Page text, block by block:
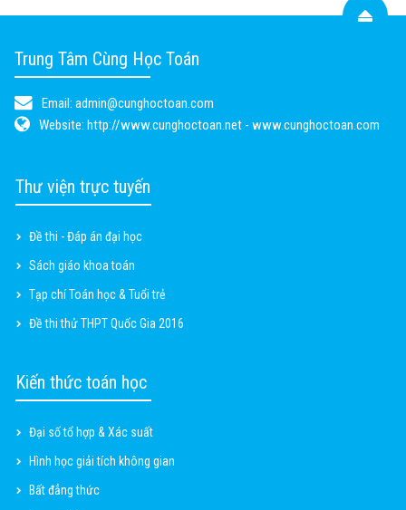
Trung Tâm Cùng Học Toán
Email: admin@cunghoctoan.com
Website: http://www.cunghoctoan.net - www.cunghoctoan.com
Thư viện trực tuyến
Đề thi - Đáp án đại học
Sách giáo khoa toán
Tạp chí Toán học & Tuổi trẻ
Đề thi thử THPT Quốc Gia 2016
Kiến thức toán học
Đại số tổ hợp & Xác suất
Hình học giải tích không gian
Bất đẳng thức